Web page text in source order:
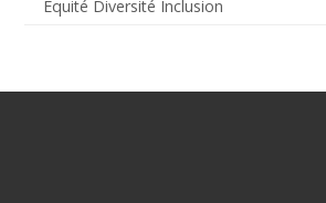
Équité Diversité Inclusion